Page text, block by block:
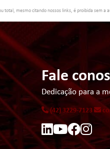
mesmo citando nossos links, é proibida sem
Fale
Dedicação para a
(42) 3229-7123